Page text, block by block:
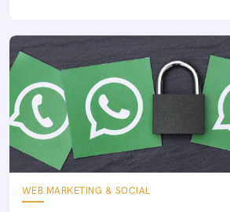
WEB MARKETING & SOCIAL